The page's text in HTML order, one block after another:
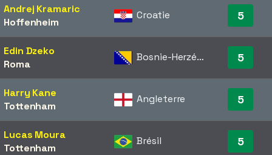
Andrej Kramaric
Hoffenheim
Croatie 5
Edin Dzeko
Roma
Bosnie-Herzégovine 5
Harry Kane
Tottenham
Angleterre 5
Lucas Moura
Tottenham
Brésil 5